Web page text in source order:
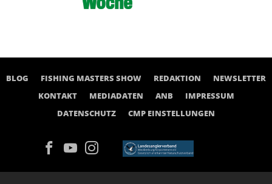
BLOG FISHING MASTERS SHOW REDAKTION
NEWSLETTER
KONTAKT
MEDIADATEN ANB
IMPRESSUM
DATENSCHUTZ
CMP EINSTELLUNGEN